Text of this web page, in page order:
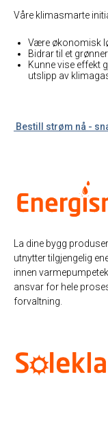
Våre klimasmarte
Være økonomisk
Bidrar til et
Kunne vise effekt
utslipp av
Bestill strøm nå -
La dine bygg
utnytter tilgjengelig
innen
ansvar for hele
forvaltning.